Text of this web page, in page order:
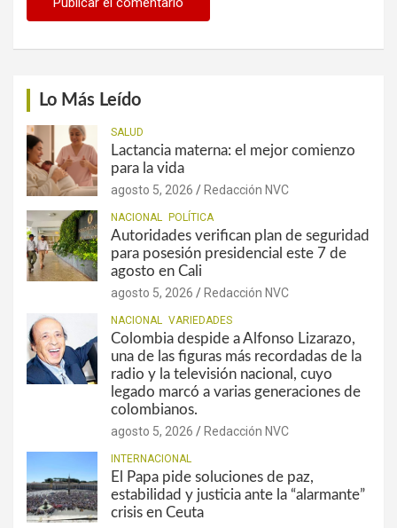
Lo Más Leído
SALUD
Lactancia materna: el mejor comienzo
para la vida
agosto 5, 2026 Redacción NVC
NACIONAL POLÍTICA
Autoridades verifican plan de seguridad
para posesión presidencial este 7 de
agosto en Cali
agosto 5, 2026 Redacción NVC
NACIONAL VARIEDADES
Colombia despide a Alfonso Lizarazo,
una de las figuras más recordadas de la
radio y la televisión nacional, cuyo
legado marcó a varias generaciones de
colombianos.
agosto 5, 2026 Redacción NVC
INTERNACIONAL
El Papa pide soluciones de paz,
estabilidad y justicia ante la “alarmante”
crisis en Ceuta